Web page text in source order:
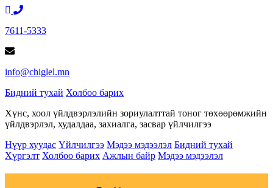
7611-5333
info@chiglel.mn
Бидний тухай Холбоо барих
Хүнс, хоол үйлдвэрлэлийн зориулалттай тоног төхөөрөмжийн
үйлдвэрлэл, худалдаа, захиалга, засвар үйлчилгээ
Нүүр хуудас Үйлчилгээ Мэдээ мэдээлэл Бидний тухай
Хүргэлт Холбоо барих Ажлын байр Мэдээ мэдээлэл